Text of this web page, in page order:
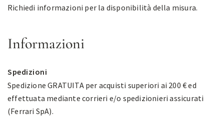
Richiedi informazioni per la disponibilità della misura.
Informazioni
Spedizioni
Spedizione GRATUITA per acquisti superiori ai 200 € ed
effettuata mediante corrieri e/o spedizionieri assicurati
(Ferrari SpA).